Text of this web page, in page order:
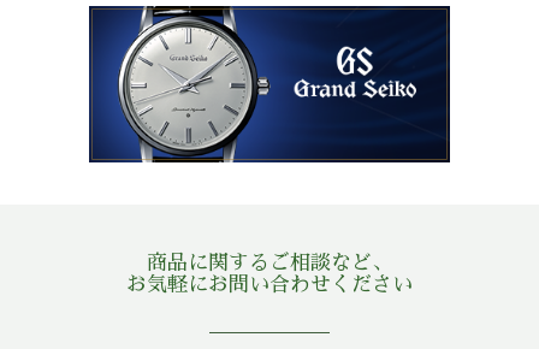
商品に関するご相談など、
お気軽にお問い合わせください